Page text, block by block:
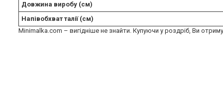
Довжина виробу (см)
Напівобхват талії (см)
Minimalka.com – вигідніше не знайти. Купуючи у роздріб, Ви